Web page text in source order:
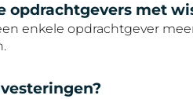
opdrachtgevers met
enkele opdrachtgever